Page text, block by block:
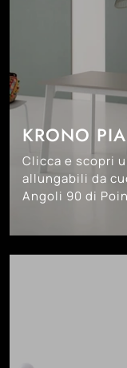
KRONO
Clicca e scopri
allungabili da
Angoli 90 di